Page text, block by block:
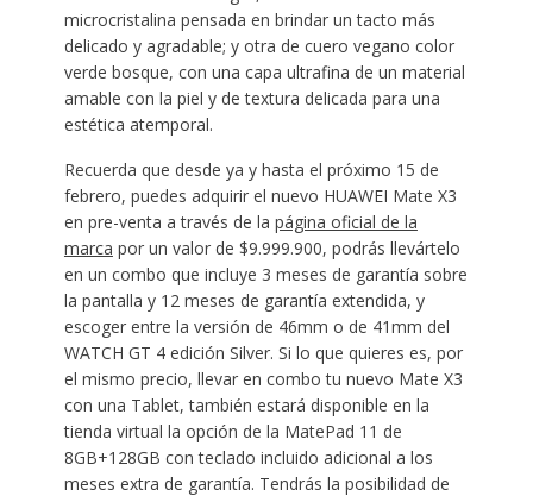
microcristalina pensada en brindar un tacto más
delicado y agradable; y otra de cuero vegano color
verde bosque, con una capa ultrafina de un material
amable con la piel y de textura delicada para una
estética atemporal.
Recuerda que desde ya y hasta el próximo 15 de
febrero, puedes adquirir el nuevo HUAWEI Mate X3
en pre-venta a través de la página oficial de la
marca por un valor de $9.999.900, podrás llevártelo
en un combo que incluye 3 meses de garantía sobre
la pantalla y 12 meses de garantía extendida, y
escoger entre la versión de 46mm o de 41mm del
WATCH GT 4 edición Silver. Si lo que quieres es, por
el mismo precio, llevar en combo tu nuevo Mate X3
con una Tablet, también estará disponible en la
tienda virtual la opción de la MatePad 11 de
8GB+128GB con teclado incluido adicional a los
meses extra de garantía. Tendrás la posibilidad de